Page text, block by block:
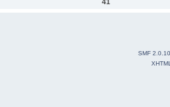
41
SMF 2.0.10